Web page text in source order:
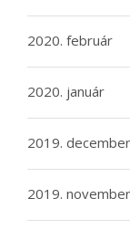
2020. február
2020. január
2019. december
2019. november